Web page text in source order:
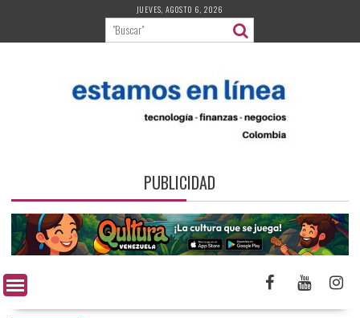
contenido
JUEVES, AGOSTO 6, 2026
PUBLICIDAD